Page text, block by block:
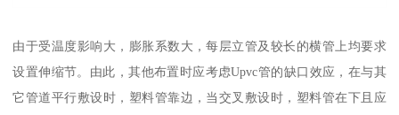
由于受温度影响大，膨胀系数大，每层立管及较长的横管上均要求
设置伸缩节。由此，其他布置时应考虑Upvc管的缺口效应，在与其
它管道平行敷设时，塑料管靠边，当交叉敷设时，塑料管在下且应